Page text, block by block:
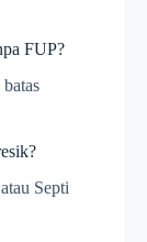
FUP?
Septi